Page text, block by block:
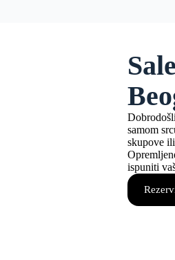
samom
skupove ili
ispuniti